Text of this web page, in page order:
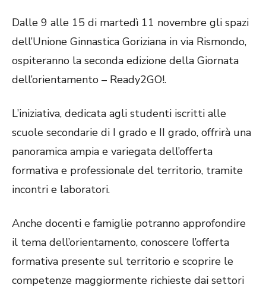
Dalle 9 alle 15 di martedì 11 novembre gli spazi
dell’Unione Ginnastica Goriziana in via Rismondo,
ospiteranno la seconda edizione della Giornata
dell’orientamento – Ready2GO!.
L’iniziativa, dedicata agli studenti iscritti alle
scuole secondarie di I grado e II grado, offrirà una
panoramica ampia e variegata dell’offerta
formativa e professionale del territorio, tramite
incontri e laboratori.
Anche docenti e famiglie potranno approfondire
il tema dell’orientamento, conoscere l’offerta
formativa presente sul territorio e scoprire le
competenze maggiormente richieste dai settori